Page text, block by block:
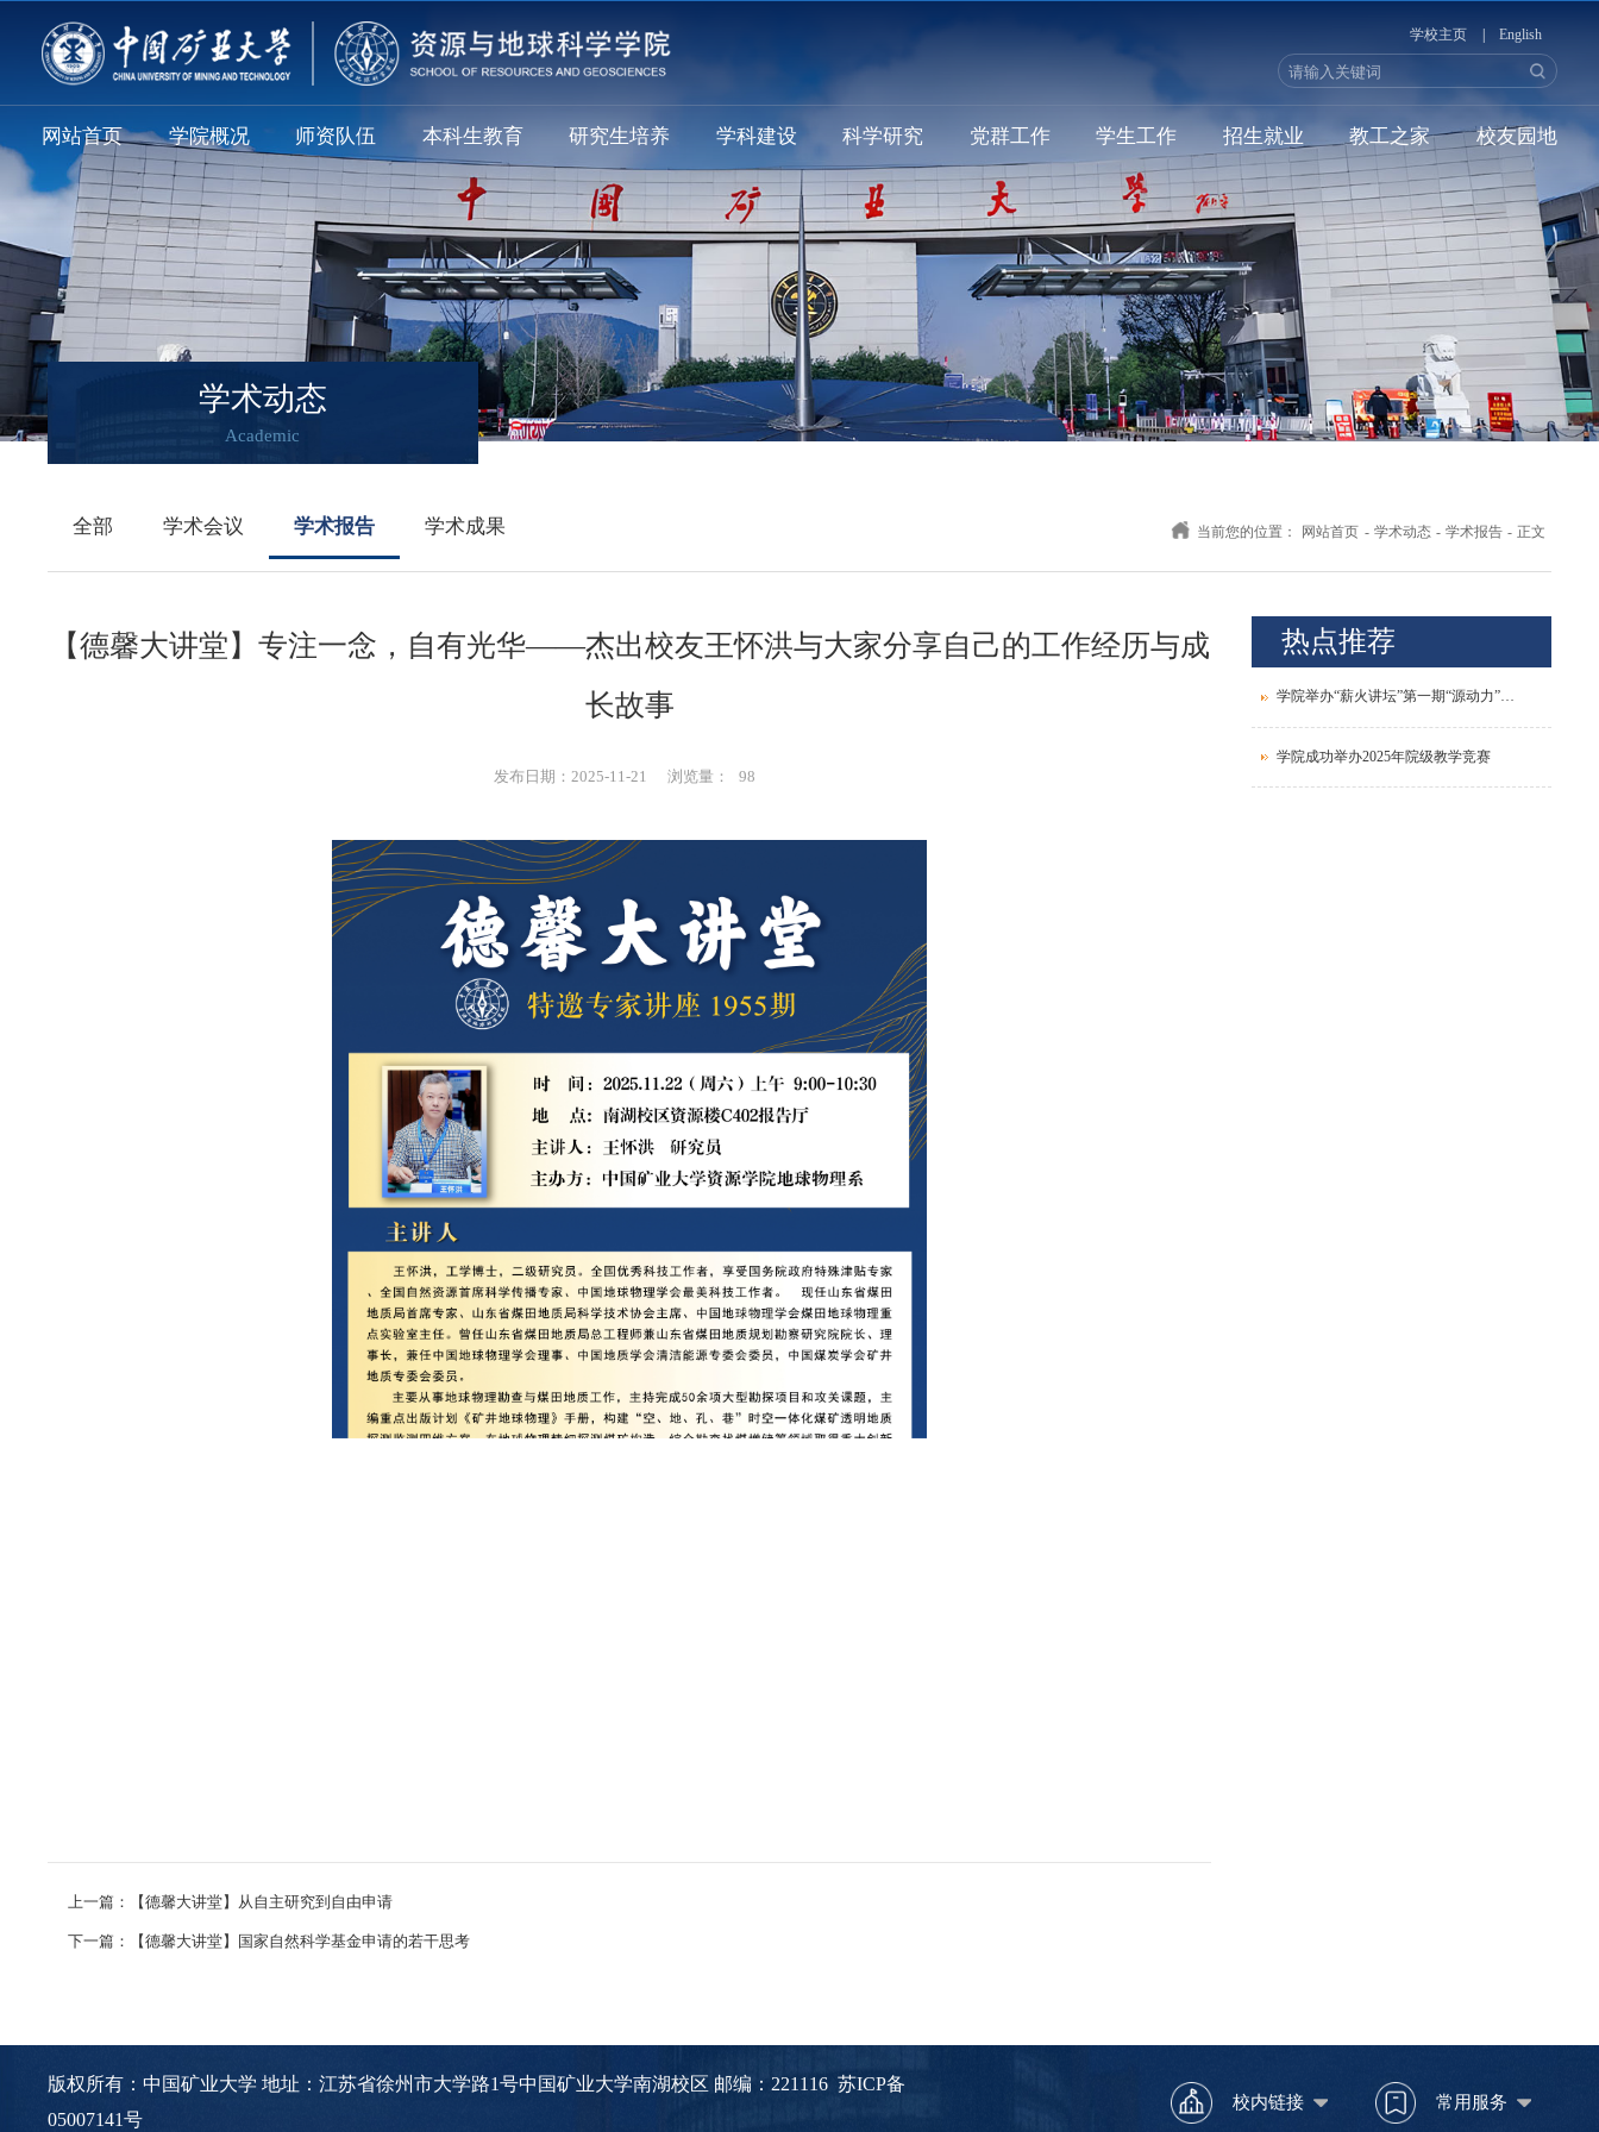
学校主页 English
网站首页 学院概况 师资队伍 本科生教育 研究生培养 学科建设 科学研究 党群工作 学生工作 招生就业 教工之家 校友园地
学术动态
Academic
全部 学术会议 学术报告 学术成果 当前您的位置： 网站首页 - 学术动态 - 学术报告 - 正文
【德馨大讲堂】专注一念，自有光华——杰出校友王怀洪与大家分享自己的工作经历与成
长故事
发布日期：2025-11-21 浏览量： 98
上一篇：【德馨大讲堂】从自主研究到自由申请
下一篇：【德馨大讲堂】国家自然科学基金申请的若干思考
热点推荐
学院举办“薪火讲坛”第一期“源动力”青年教师发展论坛
学院成功举办2025年院级教学竞赛
版权所有：中国矿业大学 地址：江苏省徐州市大学路1号中国矿业大学南湖校区 邮编：221116苏ICP备
05007141号
校内链接 常用服务